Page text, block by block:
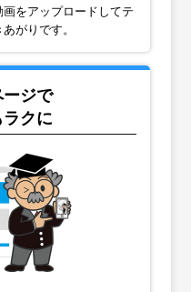
をアップロードしてテ
がりです。
ジで
クに